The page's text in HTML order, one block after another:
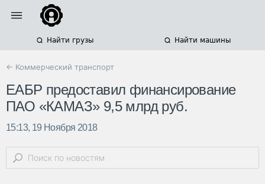
Найти грузы Найти машины
← Коммерческий транспорт
ЕАБР предоставил финансирование
ПАО «КАМАЗ» 9,5 млрд руб.
15:13, 19 Ноября 2018